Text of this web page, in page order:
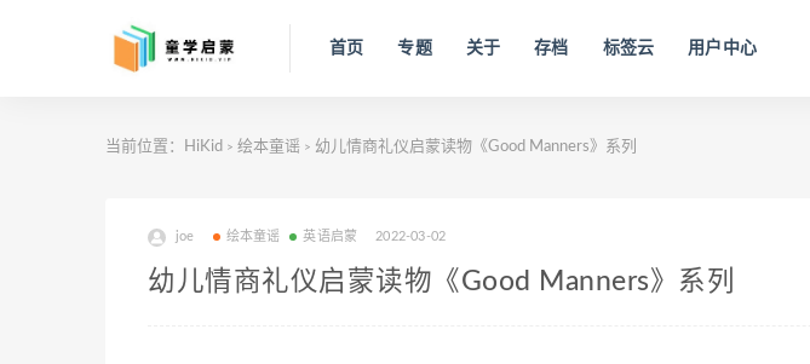
首页 专题 关于 存档 标签云 用户中心
当前位置： HiKid > 绘本童谣 > 幼儿情商礼仪启蒙读物《Good Manners》系列
joe 绘本童谣 英语启蒙 2022-03-02
幼儿情商礼仪启蒙读物《Good Manners》系列